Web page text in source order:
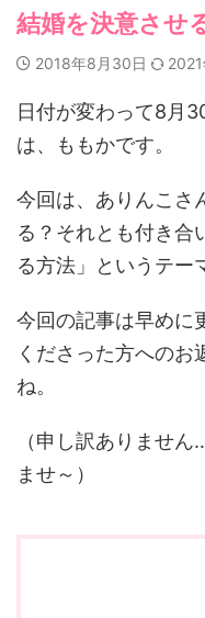
結婚を決意させ
2018年8月30日
日付が変わって8月
は、ももかです。
今回は、ありんこさ
る？それとも付き合
る方法」というテー
今回の記事は早めに
くださった方へのお
ね。
（申し訳ありませ
ませ～）